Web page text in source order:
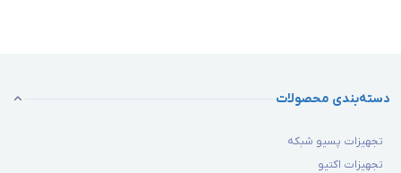
دسته‌بندی محصولات
تجهیزات پسیو شبکه
تجهیزات اکتیو